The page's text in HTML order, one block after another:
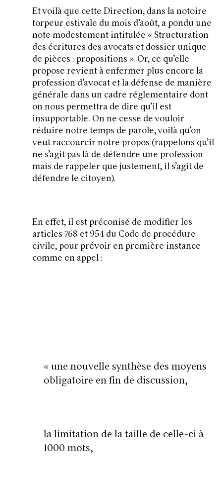
Et voilà que cette Direction, dans la notoire
torpeur estivale du mois d’août, a pondu une
note modestement intitulée «Structuration
des écritures des avocats et dossier unique
de pièces : propositions ». Or, ce qu’elle
propose revient à enfermer plus encore la
profession d’avocat et la défense de manière
générale dans un cadre réglementaire dont
on nous permettra de dire qu’il est
insupportable. On ne cesse de vouloir
réduire notre temps de parole, voilà qu’on
veut raccourcir notre propos (rappelons qu’il
ne s’agit pas là de défendre une profession
mais de rappeler que justement, il s’agit de
défendre le citoyen).
En effet, il est préconisé de modifier les
articles 768 et 954 du Code de procédure
civile, pour prévoir en première instance
comme en appel :
« une nouvelle synthèse des moyens
obligatoire en fin de discussion,
la limitation de la taille de celle-ci à
1000 mots,